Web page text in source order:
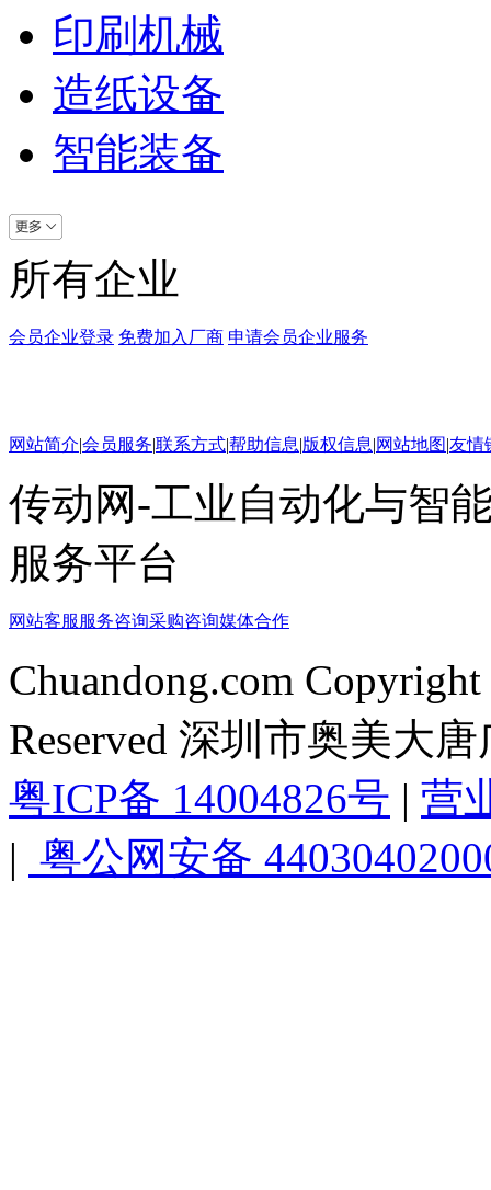
印刷机械
造纸设备
智能装备
所有企业
会员企业登录 免费加入厂商 申请会员企业服务
网站简介|会员服务|联系方式|帮助信息|版权信息|网站地图|友情
传动网-工业自动化与智
服务平台
网站客服 服务咨询采购咨询媒体合作
Chuandong.com
Reserved 深圳市奥美大
粤ICP备 14004826号 | 营
| 粤公网安备